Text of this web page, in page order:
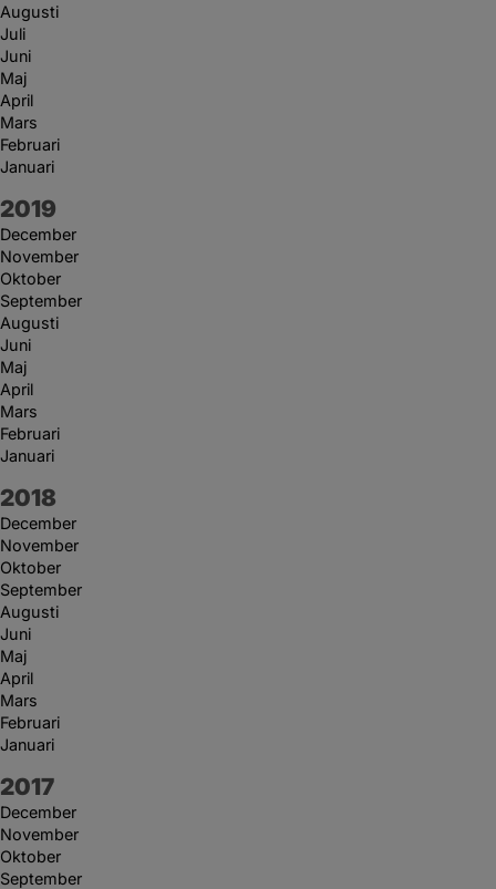
Augusti
Juli
Juni
Maj
April
Mars
Februari
Januari
År:
2019
December
November
Oktober
September
Augusti
Juni
Maj
April
Mars
Februari
Januari
År:
2018
December
November
Oktober
September
Augusti
Juni
Maj
April
Mars
Februari
Januari
År:
2017
December
November
Oktober
September